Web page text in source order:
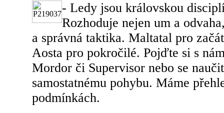
- Ledy jsou královskou
Rozhoduje nejen um a
a správná taktika. Maltatal pro
Aosta pro pokročilé. Pojďte si s
Mordor či Supervisor nebo se
samostatnému pohybu. Máme
podmínkách.